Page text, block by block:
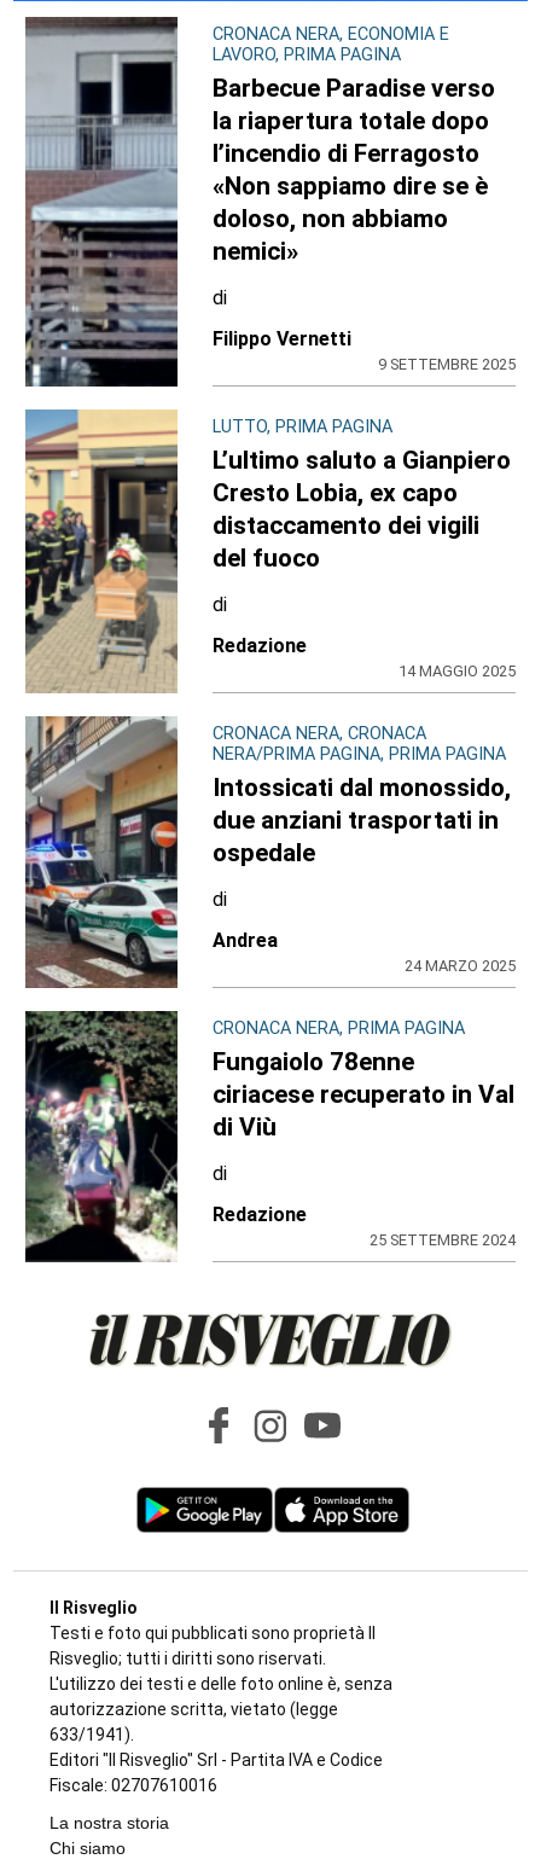
CRONACA NERA, ECONOMIA E
LAVORO, PRIMA PAGINA
Barbecue Paradise verso
la riapertura totale dopo
l’incendio di Ferragosto
«Non sappiamo dire se è
doloso, non abbiamo
nemici»
di
Filippo Vernetti
9 SETTEMBRE 2025
LUTTO, PRIMA PAGINA
L’ultimo saluto a Gianpiero
Cresto Lobia, ex capo
distaccamento dei vigili
del fuoco
di
Redazione
14 MAGGIO 2025
CRONACA NERA, CRONACA
NERA/PRIMA PAGINA, PRIMA PAGINA
Intossicati dal monossido,
due anziani trasportati in
ospedale
di
Andrea
24 MARZO 2025
CRONACA NERA, PRIMA PAGINA
Fungaiolo 78enne
ciriacese recuperato in Val
di Viù
di
Redazione
25 SETTEMBRE 2024
Il Risveglio
Testi e foto qui pubblicati sono proprietà Il
Risveglio; tutti i diritti sono riservati.
L'utilizzo dei testi e delle foto online è, senza
autorizzazione scritta, vietato (legge
633/1941).
Editori "Il Risveglio" Srl - Partita IVA e Codice
Fiscale: 02707610016
La nostra storia
Chi siamo